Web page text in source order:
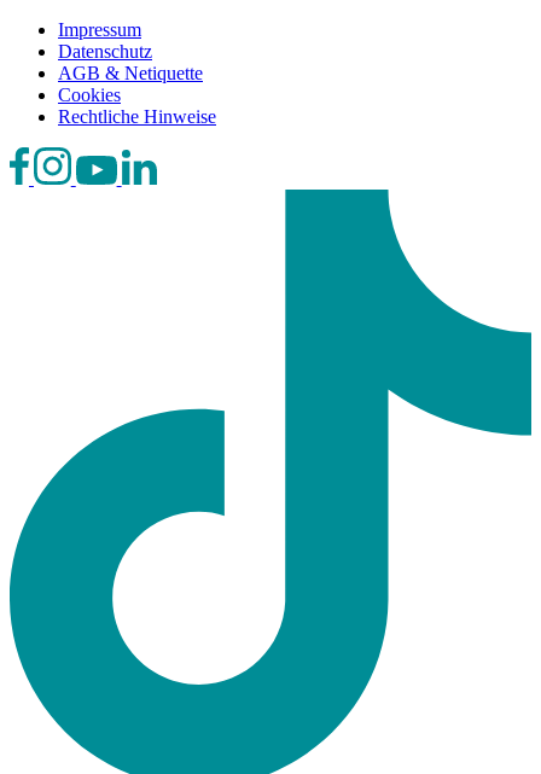
Impressum
Datenschutz
AGB & Netiquette
Cookies
Rechtliche Hinweise